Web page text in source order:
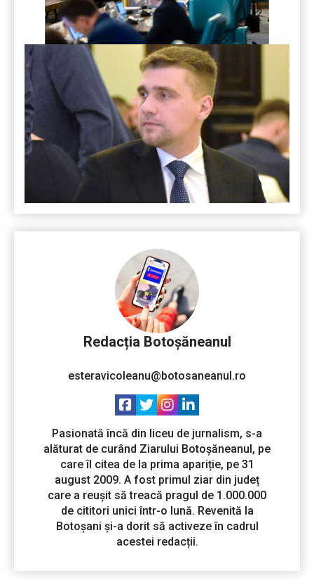
Redacția Botoșăneanul
esteravicoleanu@botosaneanul.ro
Pasionată încă din liceu de jurnalism, s-a
alăturat de curând Ziarului Botoșăneanul, pe
care îl citea de la prima apariție, pe 31
august 2009. A fost primul ziar din județ
care a reușit să treacă pragul de 1.000.000
de cititori unici într-o lună. Revenită la
Botoșani și-a dorit să activeze în cadrul
acestei redacții.